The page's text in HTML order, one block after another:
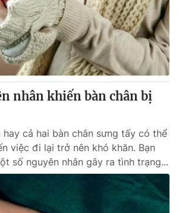
tương lai
Infographic
nhân khiến bàn chân bị
hay cả hai bàn chân sưng tấy có thể
việc đi lại trở nên khó khăn. Bạn
số nguyên nhân gây ra tình trạng...